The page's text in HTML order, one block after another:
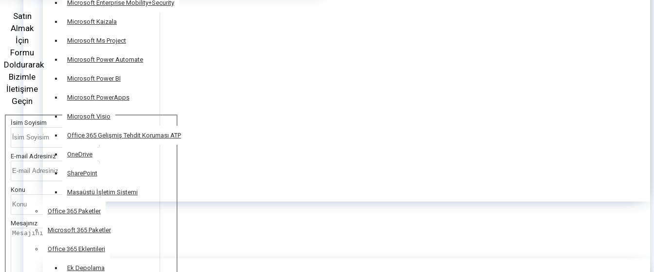
Microsoft Enterprise Mobility+Security
Microsoft Kaizala
Microsoft Ms Project
Microsoft Power Automate
Microsoft Power BI
Microsoft PowerApps
Microsoft Visio
Office 365 Gelişmiş Tehdit Koruması ATP
OneDrive
SharePoint
Masaüstü İşletim Sistemi
Office 365 Paketler
Microsoft 365 Paketler
Office 365 Eklentileri
Ek Depolama
Satın
Almak
İçin
Formu
Doldurarak
Bizimle
İletişime
Geçin
İsim Soyisim
E-mail Adresiniz
Konu
Mesajınız